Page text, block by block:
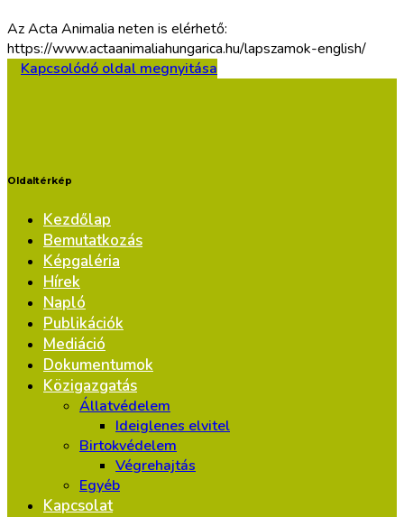
Az Acta Animalia neten is elérhető:
https://www.actaanimaliahungarica.hu/lapszamok-english/
Kapcsolódó oldal megnyitása
Oldaltérkép
Kezdőlap
Bemutatkozás
Képgaléria
Hírek
Napló
Publikációk
Mediáció
Dokumentumok
Közigazgatás
Állatvédelem
Ideiglenes elvitel
Birtokvédelem
Végrehajtás
Egyéb
Kapcsolat